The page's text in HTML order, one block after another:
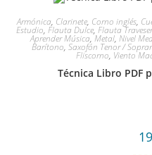
Armónica, Clarinete, Corno inglés,
Estudio, Flauta Dulce, Flauta
Aprender Música,Metal, Nivel
Barítono, Saxofón Tenor /
Fliscorno, Viento
Técnica Libro PDF